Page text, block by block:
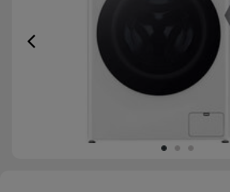
Previous